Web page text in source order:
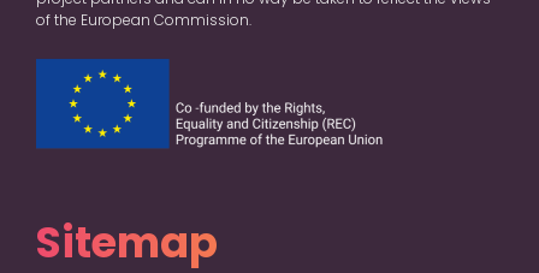
of the European Commission.
Sitemap